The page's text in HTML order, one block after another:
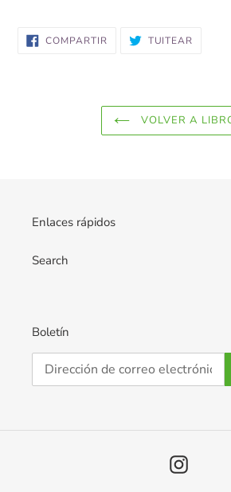
COMPARTIRCOMPARTIR
EN
TUITEAR
VOLVER A
Enlaces rápidos
Search
Boletín